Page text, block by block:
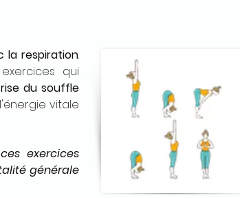
la respiration.
qui
du souffle
vitale
exercices
générale